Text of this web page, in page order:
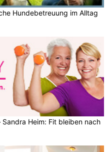
Hundebetreuung im Alltag
Heim: Fit bleiben nach